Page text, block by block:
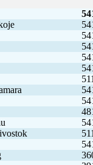
511
511